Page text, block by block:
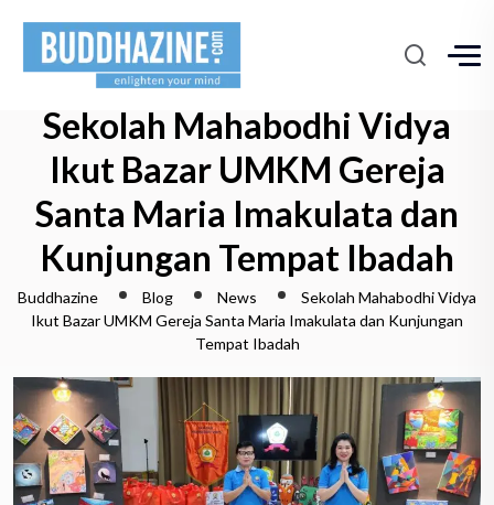
Sekolah Mahabodhi Vidya
Ikut Bazar UMKM Gereja
Santa Maria Imakulata dan
Kunjungan Tempat Ibadah
Buddhazine Blog News
Sekolah Mahabodhi Vidya
Ikut Bazar UMKM Gereja Santa Maria Imakulata dan Kunjungan
Tempat Ibadah